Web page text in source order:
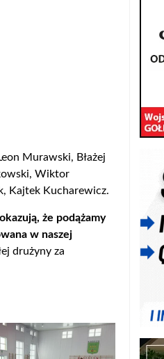
Murawski, Błażej
Wiktor
Kajtek Kucharewicz.
że podążamy
w naszej
drużyny za